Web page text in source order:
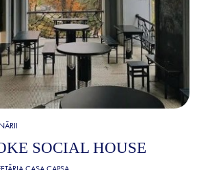
SOCIAL HOUSE